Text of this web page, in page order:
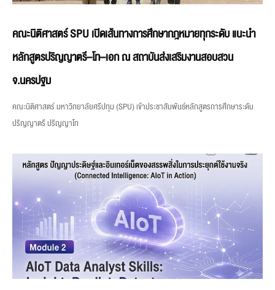
คณะนิติศาสตร์ SPU เปิดเส้นทางการศึกษากฎหมายทุกระดับ แนะนำ
หลักสูตรปริญญาตรี–โท–เอก ณ สถาบันส่งเสริมงานสอบสวน
จ.นครปฐม
คณะนิติศาสตร์ มหาวิทยาลัยศรีปทุม (SPU) เข้าประชาสัมพันธ์หลักสูตรการศึกษาระดับ
ปริญญาตรี ปริญญาโท